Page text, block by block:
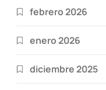
febrero 2026
enero 2026
diciembre 2025